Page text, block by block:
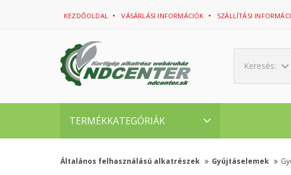
KEZDŐOLDAL VÁSÁRLÁSI INFORMÁCIÓK SZÁLLÍTÁSI
Keresés:
TERMÉKKATEGÓRIÁK
Általános felhasználású alkatrészek Gyújtáselemek